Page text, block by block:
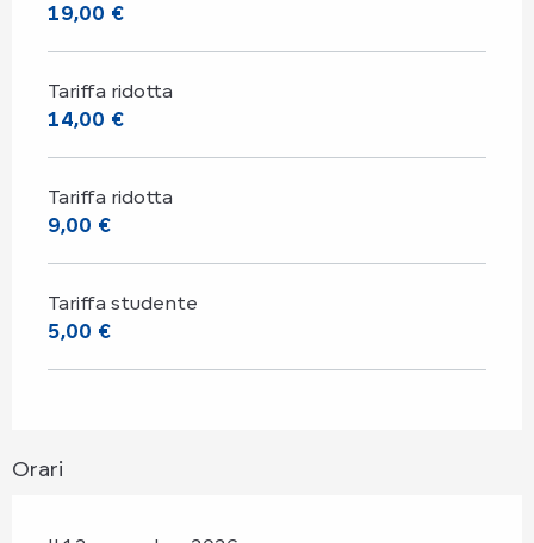
19,00 €
Tariffa ridotta
14,00 €
Tariffa ridotta
9,00 €
Tariffa studente
5,00 €
Orari